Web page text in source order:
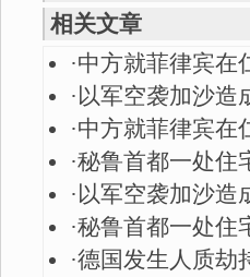
相关文章
·中方就菲律宾在
· 以军空袭加沙造
·中方就菲律宾在
·秘鲁首都一处住
· 以军空袭加沙造
·秘鲁首都一处住
·德国发生人质